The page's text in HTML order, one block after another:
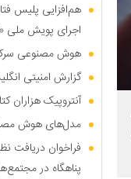
هم‌افزایی پلیس
اجرای پویش ملی
هوش مصنوعی
گزارش امنیتی
آنتروپیک هزاران
مدل‌های هوش
فراخوان دریافت
پناهگاه در